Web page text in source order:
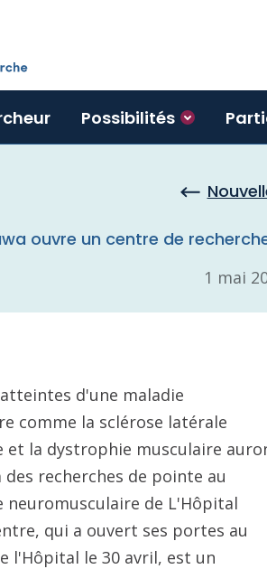
Possibilités
ouvre un centre de
1 mai
d'une maladie
comme la sclérose latérale
et la dystrophie musculaire
recherches de pointe au
neuromusculaire de L'Hôpital
qui a ouvert ses portes au
l'Hôpital le 30 avril, est un